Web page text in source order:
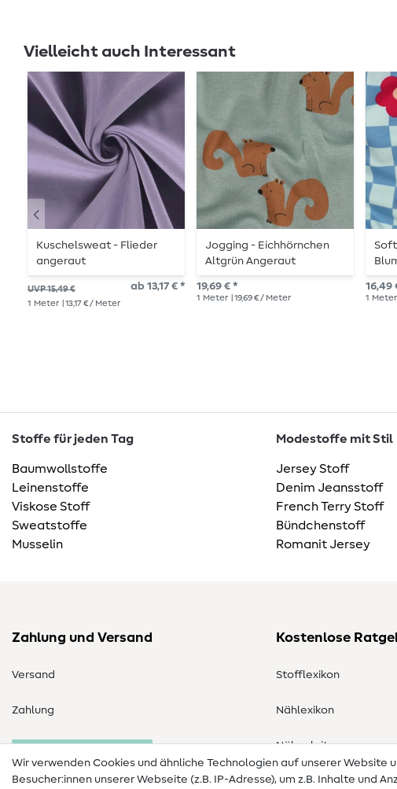
Vielleicht auch Interessant
Kuschelsweat - Flieder
angeraut
UVP 15,49 € ab 13,17 € *
1 Meter | 13,17 € / Meter
Jogging - Eichhörnchen
Altgrün Angeraut
19,69 € *
1 Meter | 19,69 € / Meter
16,49
1 Meter
Stoffe für jeden Tag
Baumwollstoffe
Leinenstoffe
Viskose Stoff
Sweatstoffe
Musselin
Modestoffe mit Stil
Jersey Stoff
Denim Jeansstoff
French Terry Stoff
Bündchenstoff
Romanit Jersey
Zahlung und Versand
Versand
Zahlung
Kostenlose
Stofflexikon
Nählexikon
Nähanleitungen
Wir verwenden Cookies und ähnliche Technologien auf unserer
Besucher:innen unserer Webseite (z.B. IP-Adresse), um z.B. Inhalte und